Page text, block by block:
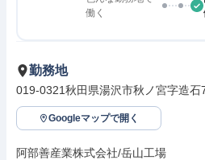
働く
勤務地
019-0321秋田県湯沢市秋ノ宮字造石
Googleマップで開く
阿部善産業株式会社/岳山工場